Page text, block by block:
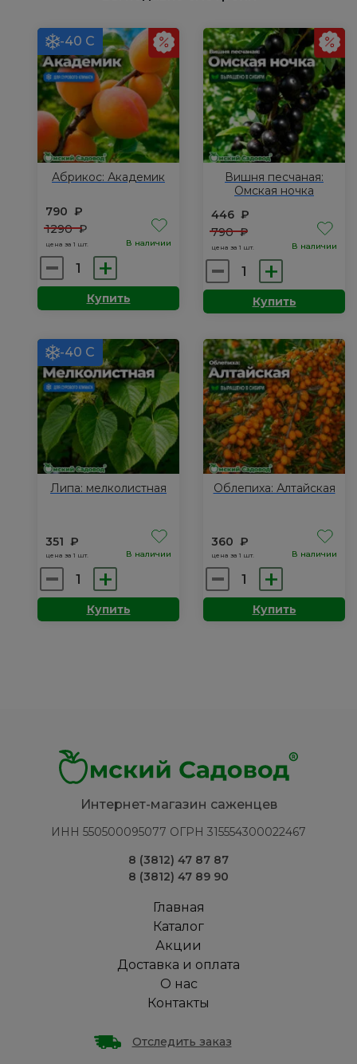
Р9
-40 С
Абрикос: Академик
790 ₽
1290₽
цена за 1 шт. В наличии
Количество
товара
Абрикос:Купить
Вишня песчаная:
Омская ночка
446 ₽
790₽
цена за 1 шт. В наличии
Количество
товара
Вишня
Омская
ночка
Купить
-40 С
Липа: мелколистная
351 ₽
цена за 1 шт. В наличии
Количество
товара
Купить
Облепиха: Алтайская
360 ₽
цена за 1 шт. В наличии
Количество
товара
Облепиха:Купить
Интернет-магазин саженцев
ИНН 550500095077 ОГРН 315554300022467
8 (3812) 47 87 87
8 (3812) 47 89 90
Главная
Каталог
Акции
Доставка и оплата
О нас
Контакты
Отследить заказ